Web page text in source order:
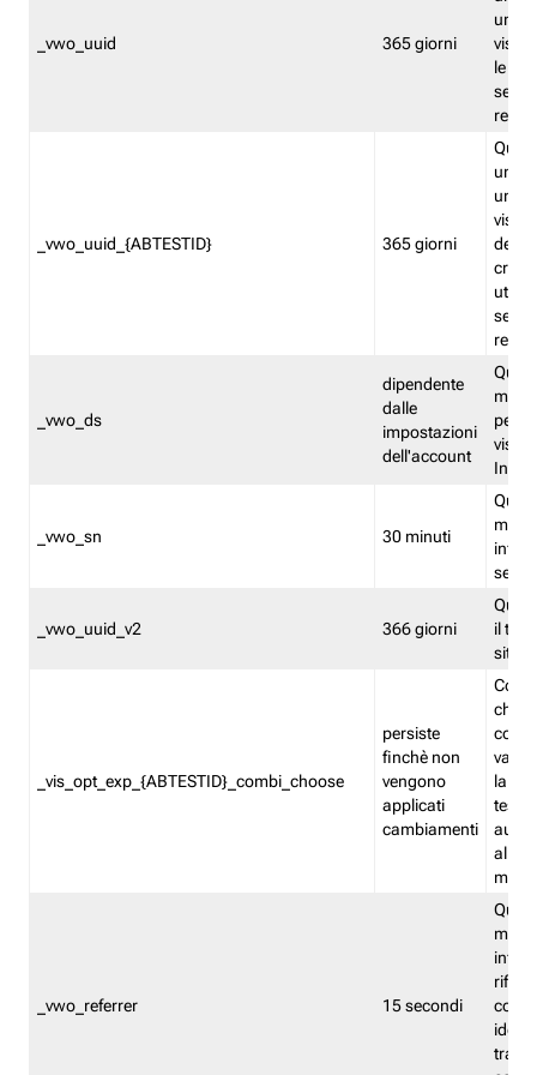
_vwo_uuid 365 giorni
le
_vwo_uuid_{ABTESTID} 365 giorni
un
del
_vwo_ds
dipendente
dalle
impostazioni
dell'account
_vwo_sn 30 minuti
_vwo_uuid_v2 366 giorni
il
sito
_vis_opt_exp_{ABTESTID}_combi_choose
persiste
finchè non
vengono
applicati
cambiamenti
che
la
test.
_vwo_referrer 15 secondi